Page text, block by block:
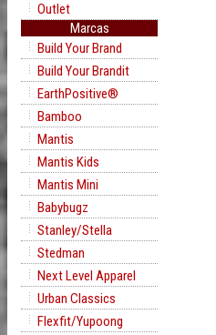
Outlet
Marcas
Build Your Brand
Build Your Brandit
EarthPositive®
Bamboo
Mantis
Mantis Kids
Mantis Mini
Babybugz
Stanley/Stella
Stedman
Next Level Apparel
Urban Classics
Flexfit/Yupoong